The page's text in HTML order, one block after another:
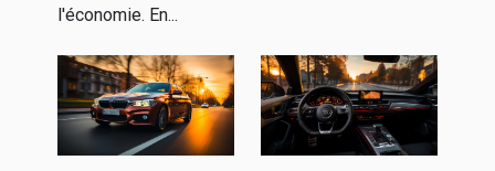
l'économie. En...